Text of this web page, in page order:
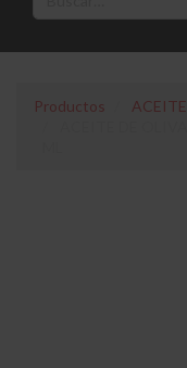
Productos
ACEITE